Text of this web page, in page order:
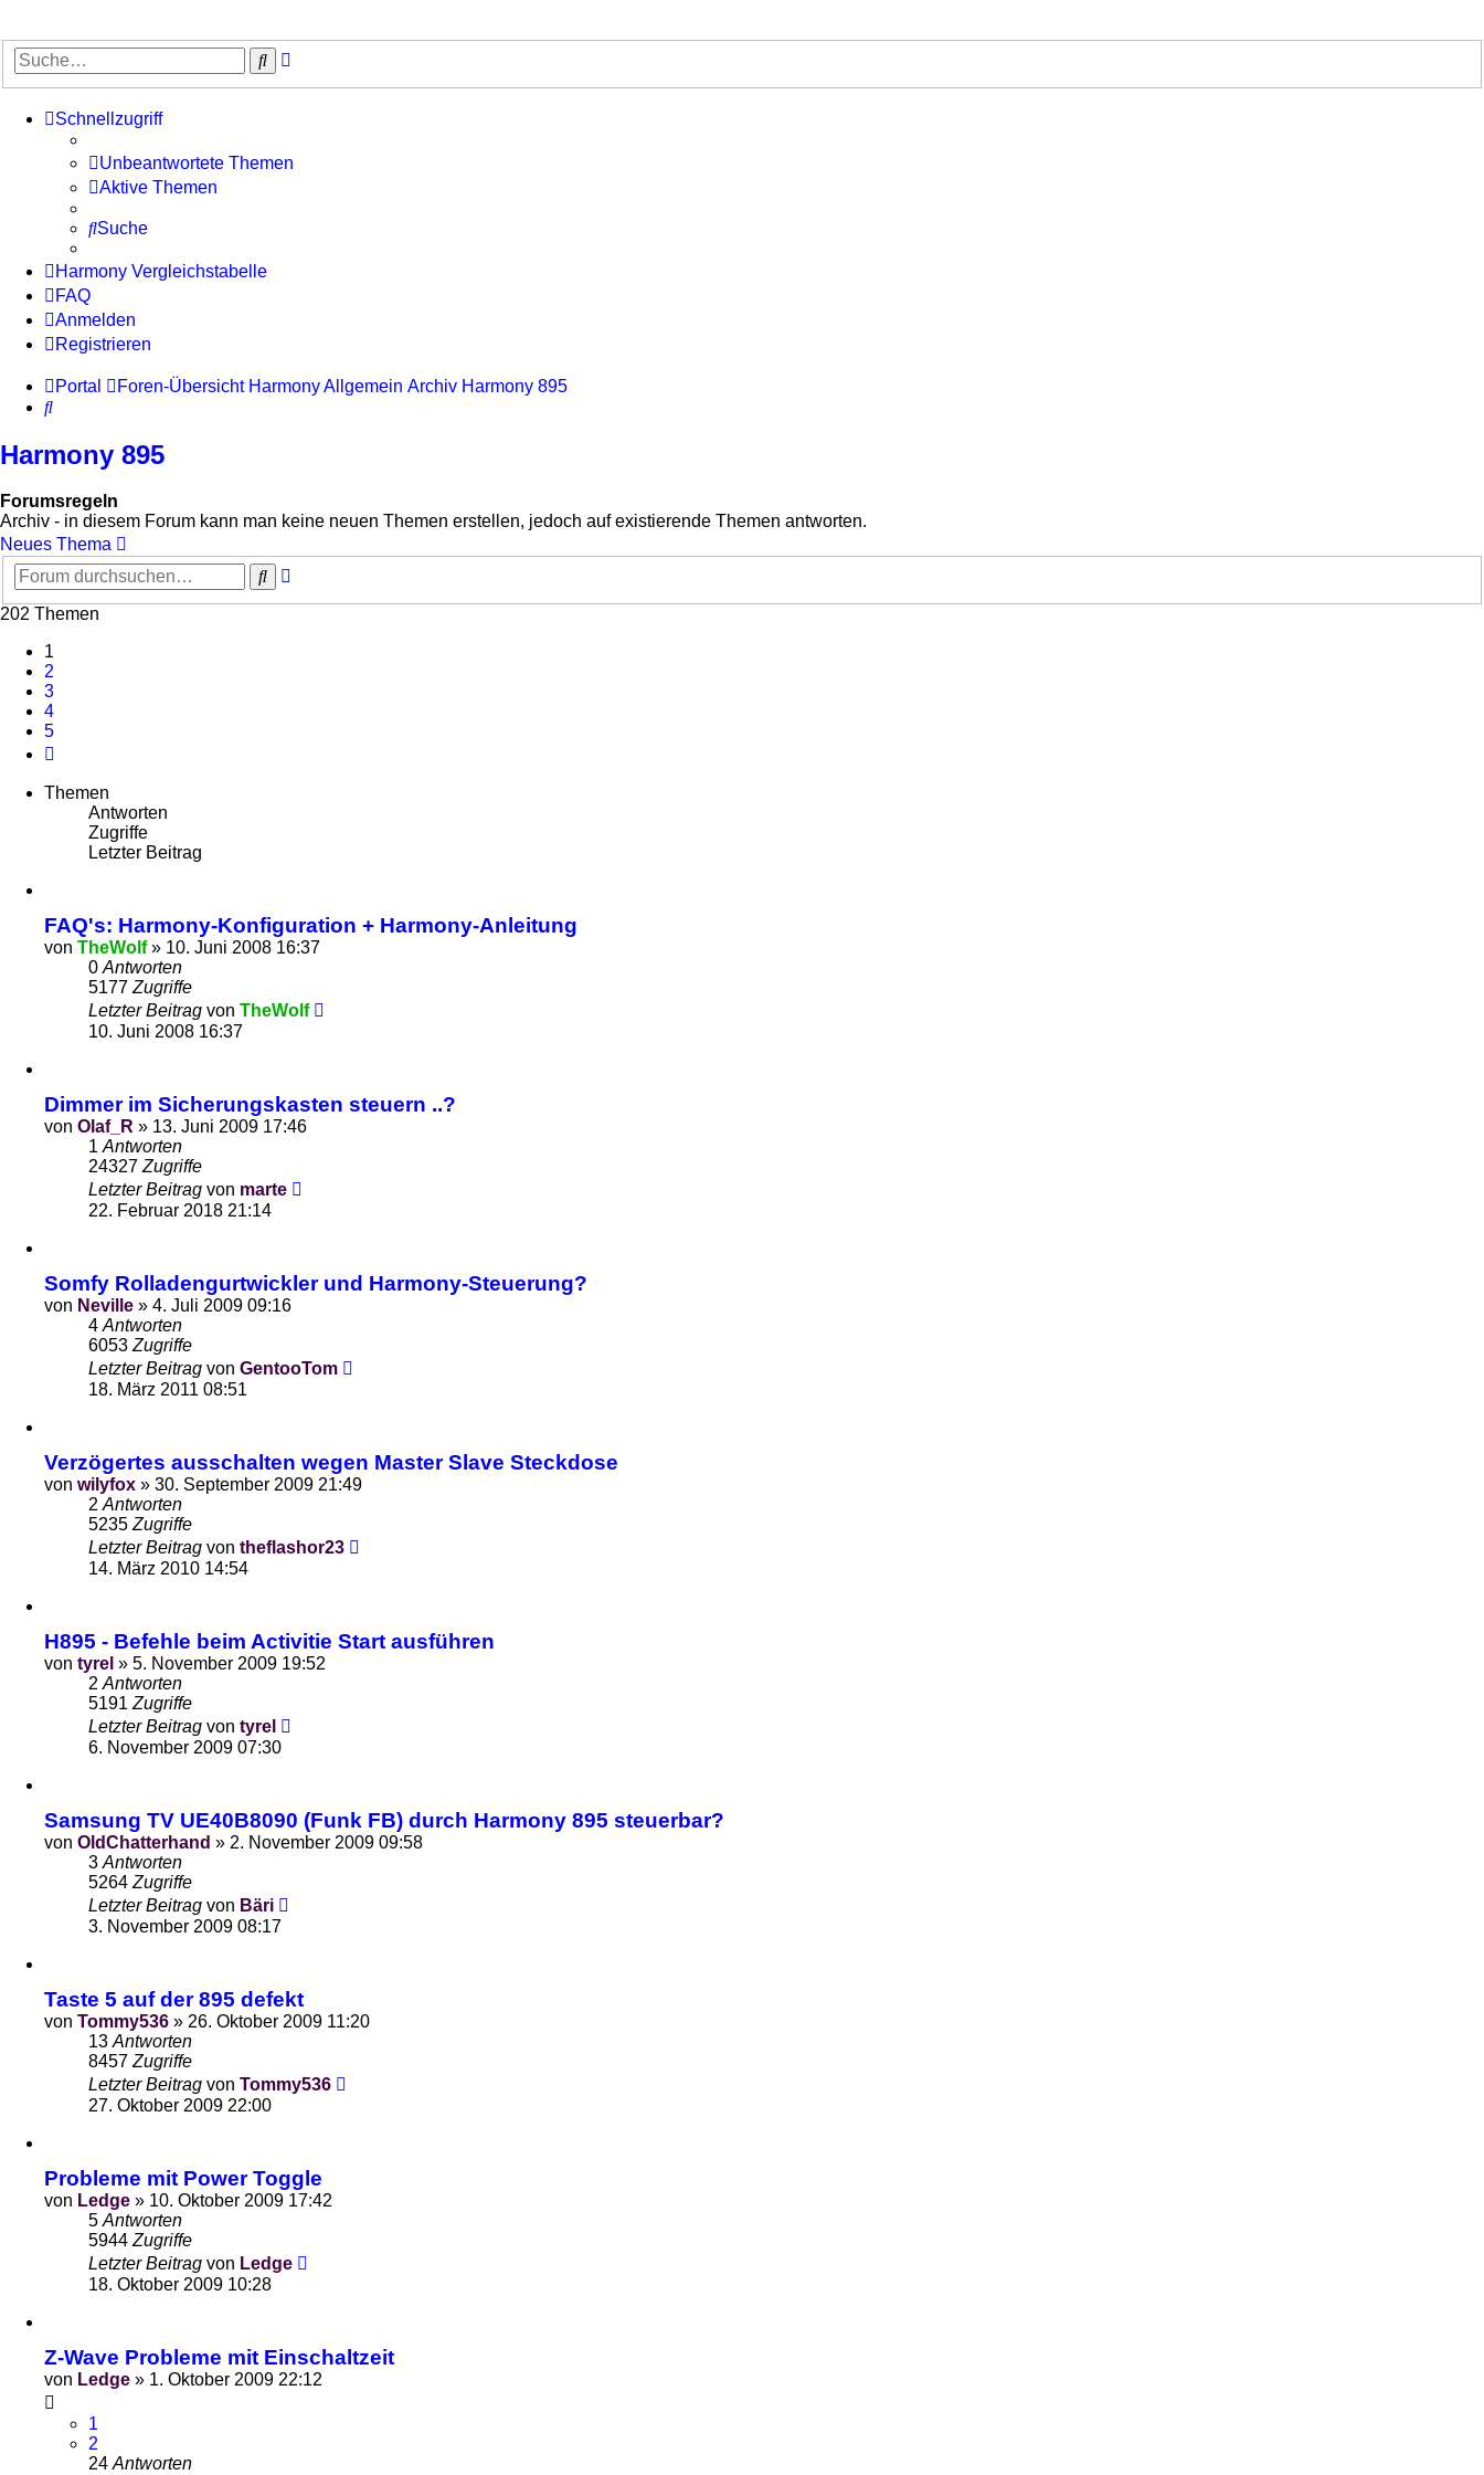
Suche
Schnellzugriff
Unbeantwortete Themen
Aktive Themen
Suche
Harmony Vergleichstabelle
FAQ
Anmelden
Registrieren
Portal Foren-Übersicht Harmony Allgemein Archiv Harmony 895
Suche
Harmony 895
Forumsregeln
Archiv - in diesem Forum kann man keine neuen Themen erstellen, jedoch auf existierende Themen antworten.
Neues Thema
Suche
202 Themen
1
2
3
4
5
Themen
Antworten
Zugriffe
Letzter Beitrag
FAQ's: Harmony-Konfiguration + Harmony-Anleitung
von TheWolf» 10. Juni 2008 16:37
0 Antworten
5177 Zugriffe
Letzter Beitrag von TheWolf
10. Juni 2008 16:37
Dimmer im Sicherungskasten steuern ..?
von Olaf_R » 13. Juni 2009 17:46
1 Antworten
24327 Zugriffe
Letzter Beitrag von marte
22. Februar 2018 21:14
Somfy Rolladengurtwickler und Harmony-Steuerung?
von Neville » 4. Juli 2009 09:16
4 Antworten
6053 Zugriffe
Letzter Beitrag von GentooTom
18. März 2011 08:51
Verzögertes ausschalten wegen Master Slave Steckdose
von wilyfox » 30. September 2009 21:49
2 Antworten
5235 Zugriffe
Letzter Beitrag von theflashor23
14. März 2010 14:54
H895 - Befehle beim Activitie Start ausführen
von tyrel » 5. November 2009 19:52
2 Antworten
5191 Zugriffe
Letzter Beitrag von tyrel
6. November 2009 07:30
Samsung TV UE40B8090 (Funk FB) durch Harmony 895 steuerbar?
von OldChatterhand » 2. November 2009 09:58
3 Antworten
5264 Zugriffe
Letzter Beitrag von Bäri
3. November 2009 08:17
Taste 5 auf der 895 defekt
von Tommy536 » 26. Oktober 2009 11:20
13 Antworten
8457 Zugriffe
Letzter Beitrag von Tommy536
27. Oktober 2009 22:00
Probleme mit Power Toggle
von Ledge » 10. Oktober 2009 17:42
5 Antworten
5944 Zugriffe
Letzter Beitrag von Ledge
18. Oktober 2009 10:28
Z-Wave Probleme mit Einschaltzeit
von Ledge » 1. Oktober 2009 22:12
1
2
24 Antworten